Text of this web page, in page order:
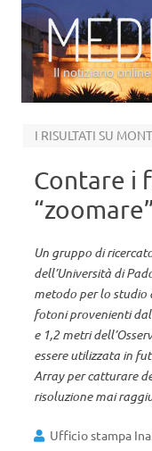
Il notiziario
Contare i
Un gruppo di
dell’Università di
metodo per lo
fotoni provenienti
e 1,2 metri
essere utilizzata in
Array per catturare
risoluzione mai
Ufficio stampa